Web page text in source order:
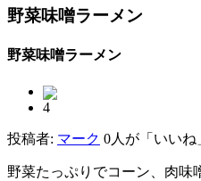
野菜味噌ラーメン
野菜味噌ラーメン
4
投稿者: マーク 0人が「いい
野菜たっぷりでコーン、肉味